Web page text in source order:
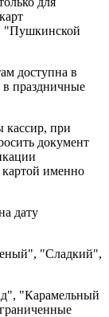
"Пушкинской
доступна в
в праздничные
при
документ
именно
дату
"Сладкий",
"Карамельный